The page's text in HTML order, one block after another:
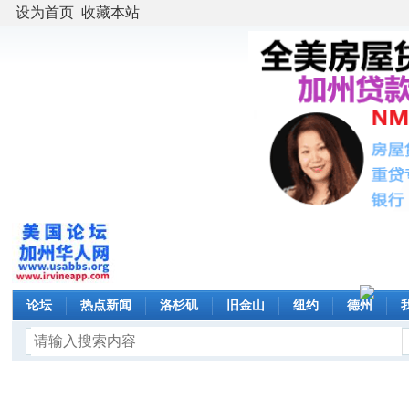
设为首页 收藏本站
论坛 热点新闻 洛杉矶 旧金山 纽约 德州